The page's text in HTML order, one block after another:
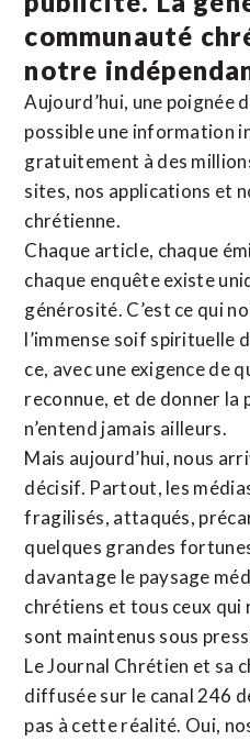
communauté
notre
Aujourd’hui, une poignée
possible une information
gratuitement à des
sites, nos applications et
chrétienne.
Chaque article, chaque
chaque enquête existe
générosité. C’est ce qui
l’immense soif spirituelle
ce, avec une exigence de
reconnue, et de donner la
n’entend jamais ailleurs.
Mais aujourd’hui, nous
décisif. Partout, les
fragilisés, attaqués,
quelques grandes
davantage le paysage
chrétiens et tous ceux
sont maintenus sous
Le Journal Chrétien et sa
diffusée sur le canal 246
pas à cette réalité. Oui,